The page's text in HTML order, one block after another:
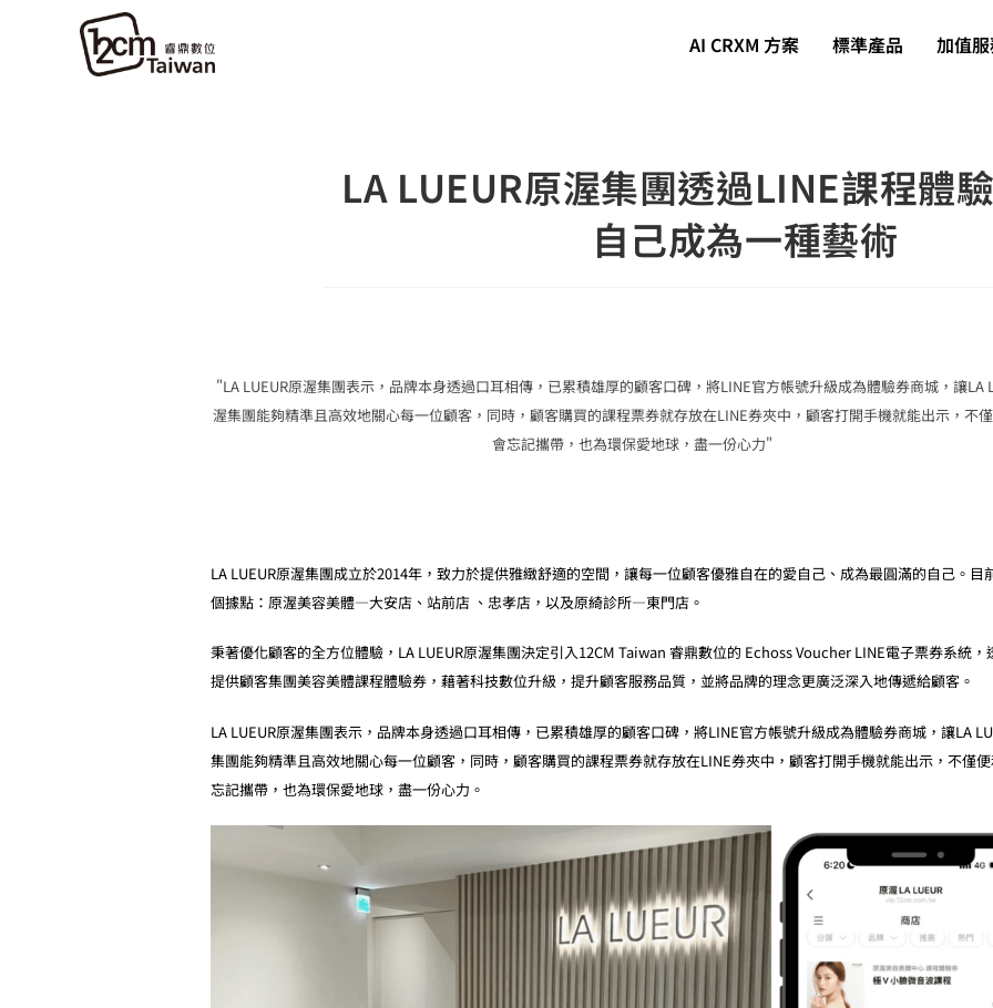
AI CRXM 方案 標準產品 加值
LA LUEUR原渥集團透過LINE課程體
自己成為一種藝術
"LA LUEUR原渥集團表示，品牌本身透過口耳相傳，已累積雄厚的顧客口碑，將LINE官方帳號升級成為體驗券商城，讓LA
渥集團能夠精準且高效地關心每一位顧客，同時，顧客購買的課程票券就存放在LINE券夾中，顧客打開手機就能出示，不
會忘記攜帶，也為環保愛地球，盡一份心力"
LA LUEUR原渥集團成立於2014年，致力於提供雅緻舒適的空間，讓每一位顧客優雅自在的愛自己、成為最圓滿的自己。目
個據點：原渥美容美體—大安店、站前店 、忠孝店，以及原綺診所—東門店。
秉著優化顧客的全方位體驗，LA LUEUR原渥集團決定引入12CM Taiwan 睿鼎數位的 Echoss Voucher LINE電子票券系統，
提供顧客集團美容美體課程體驗券，藉著科技數位升級，提升顧客服務品質，並將品牌的理念更廣泛深入地傳遞給顧客。
LA LUEUR原渥集團表示，品牌本身透過口耳相傳，已累積雄厚的顧客口碑，將LINE官方帳號升級成為體驗券商城，讓LA
集團能夠精準且高效地關心每一位顧客，同時，顧客購買的課程票券就存放在LINE券夾中，顧客打開手機就能出示，不僅
忘記攜帶，也為環保愛地球，盡一份心力。